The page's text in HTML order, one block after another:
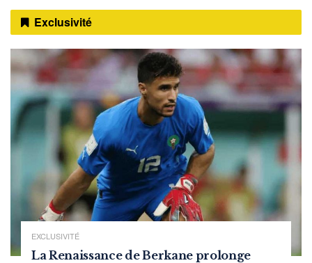
Exclusivité
EXCLUSIVITÉ
La Renaissance de Berkane prolonge